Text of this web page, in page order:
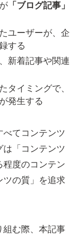
「ブログ記事」
ユーザーが、企
する
新着記事や関連
タイミングで、
発生する
べてコンテンツ
「コンテンツ
程度のコンテン
ツの質」を追求
組む際、本記事